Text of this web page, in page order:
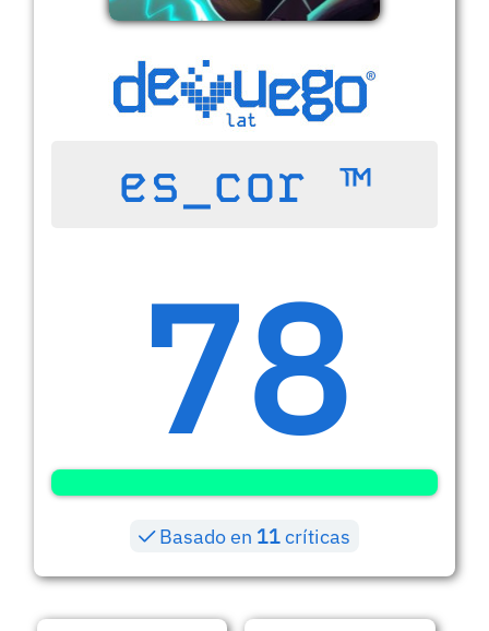
es_cor ™
78
Basado en 11críticas